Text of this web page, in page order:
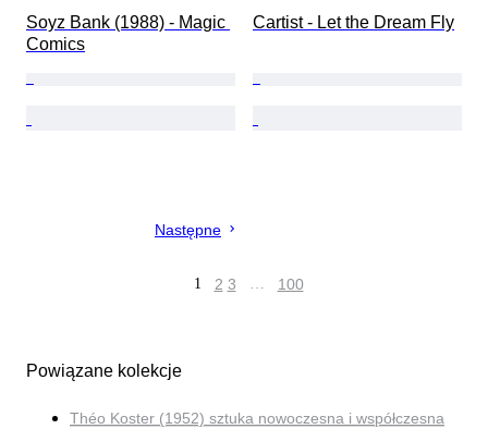
Soyz Bank (1988) - Magic
Comics
Cartist - Let the Dream Fly
Następne
1 2 3 … 100
Powiązane kolekcje
Théo Koster (1952) sztuka nowoczesna i współczesna